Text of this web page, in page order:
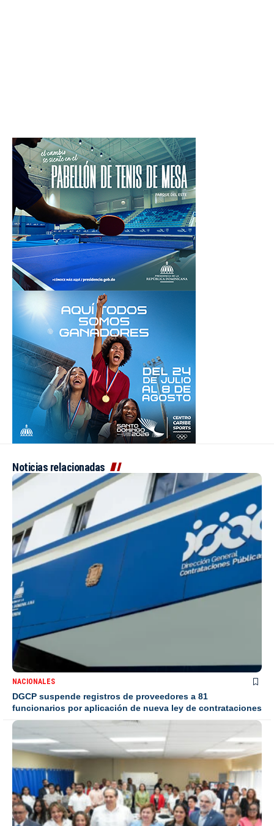
Noticias relacionadas
NACIONALES
DGCP suspende registros de proveedores a 81
funcionarios por aplicación de nueva ley de contrataciones